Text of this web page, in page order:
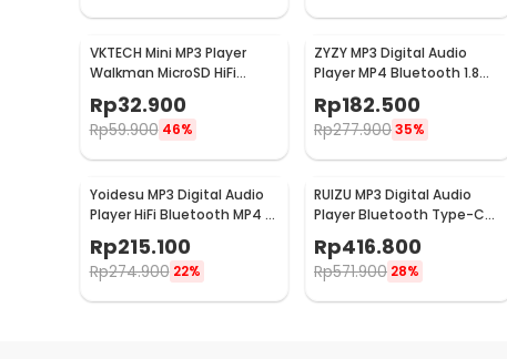
VKTECH Mini MP3 Player
Walkman MicroSD HiFi
Speaker - VK64
Rp32.900
Rp59.900 46%
ZYZY MP3 Digital Audio
Player MP4 Bluetooth 1.8
Inch HD 500mAh 8GB - SD-
01/S308
Rp182.500
Rp277.90035%
Yoidesu MP3 Digital Audio
Player HiFi Bluetooth MP4 2
Rp215.100
Rp274.900 22%
RUIZU MP3 Digital Audio
Player Bluetooth Type-C
Plug Pedometer 64GB -
X80
Rp416.800
Rp571.900 28%